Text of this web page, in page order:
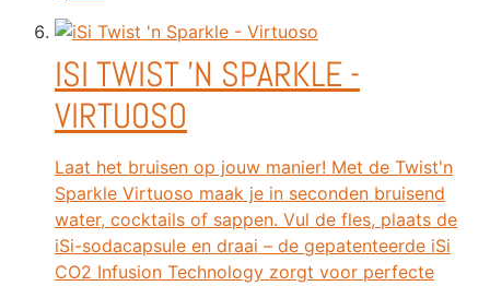
ISI TWIST 'N SPARKLE -
VIRTUOSO
Laat het bruisen op jouw manier! Met de Twist'n
Sparkle Virtuoso maak je in seconden bruisend
water, cocktails of sappen. Vul de fles, plaats de
iSi-sodacapsule en draai – de gepatenteerde iSi
CO2 Infusion Technology zorgt voor perfecte